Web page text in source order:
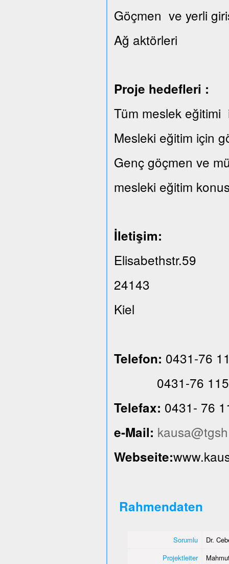
Göçmen ve yerli
Ağ aktörleri
Proje hedefleri :
Tüm meslek eğitimi
Mesleki eğitim için
Genç göçmen ve
mesleki eğitim
İletişim:
Elisabethstr.59
24143
Kiel
Telefon: 0431-76
0431-76 115
Telefax: 0431- 76
e-Mail:
Webseite:
Rahmendaten
Sorumlu
Dr.
Projektleiter